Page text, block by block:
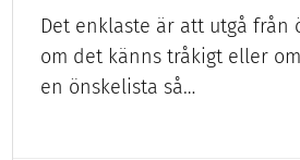
Det enklaste är att utgå från
om det känns tråkigt eller
en önskelista så…